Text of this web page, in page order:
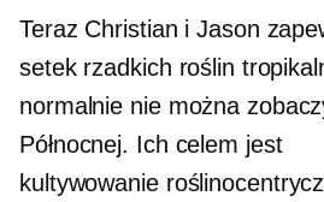
Teraz Christian i Jason
setek rzadkich roślin
normalnie nie można
Północnej. Ich celem jest
kultywowanie